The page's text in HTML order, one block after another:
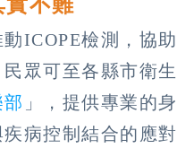
ICOPE檢測，協助
眾可至各縣市衛生
」，提供專業的身
病控制結合的應對